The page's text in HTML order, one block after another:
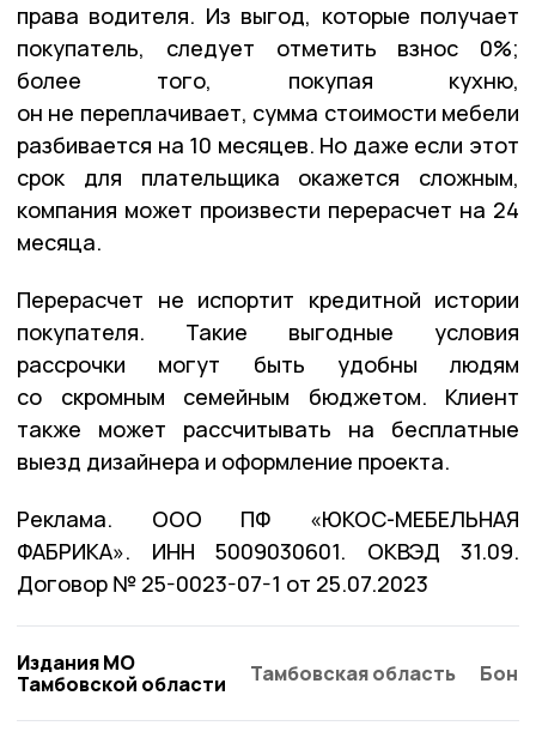
права водителя. Из выгод, которые получает
покупатель, следует отметить взнос 0%;
более того, покупая кухню,
он не переплачивает, сумма стоимости мебели
разбивается на 10 месяцев. Но даже если этот
срок для плательщика окажется сложным,
компания может произвести перерасчет на 24
месяца.
Перерасчет не испортит кредитной истории
покупателя. Такие выгодные условия
рассрочки могут быть удобны людям
со скромным семейным бюджетом. Клиент
также может рассчитывать на бесплатные
выезд дизайнера и оформление проекта.
Реклама. ООО ПФ «ЮКОС-МЕБЕЛЬНАЯ
ФАБРИКА». ИНН 5009030601. ОКВЭД 31.09.
Договор № 25-0023-07-1 от 25.07.2023
Издания МО
Тамбовской области
Тамбовская область